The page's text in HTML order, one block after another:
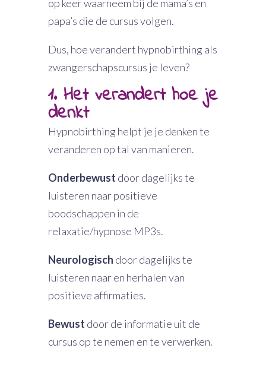
op keer waarneem bij de mama’s en
papa’s die de cursus volgen.
Dus, hoe verandert hypnobirthing als
zwangerschapscursus je leven?
1. Het verandert hoe je
denkt
Hypnobirthing helpt je je denken te
veranderen op tal van manieren.
Onderbewust door dagelijks te
luisteren naar positieve
boodschappen in de
relaxatie/hypnose MP3s.
Neurologisch door dagelijks te
luisteren naar en herhalen van
positieve affirmaties.
Bewust door de informatie uit de
cursus op te nemen en te verwerken.